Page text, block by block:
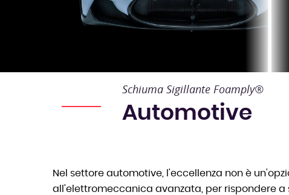
Schiuma Sigillante Foamply®
Automotive
Nel settore automotive, l'eccellenza non è
all'elettromeccanica avanzata, per rispondere